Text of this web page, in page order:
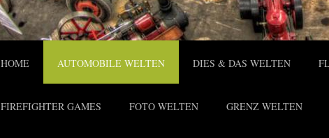
HOME AUTOMOBILE WELTEN DIES & DAS WELTEN
FIREFIGHTER GAMES FOTO WELTEN GRENZ WELTEN